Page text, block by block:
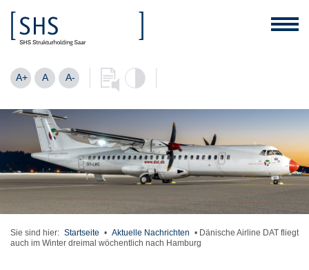
A+ A A-
Sie sind hier: Startseite • Aktuelle Nachrichten • Dänische Airline DAT fliegt
auch im Winter dreimal wöchentlich nach Hamburg